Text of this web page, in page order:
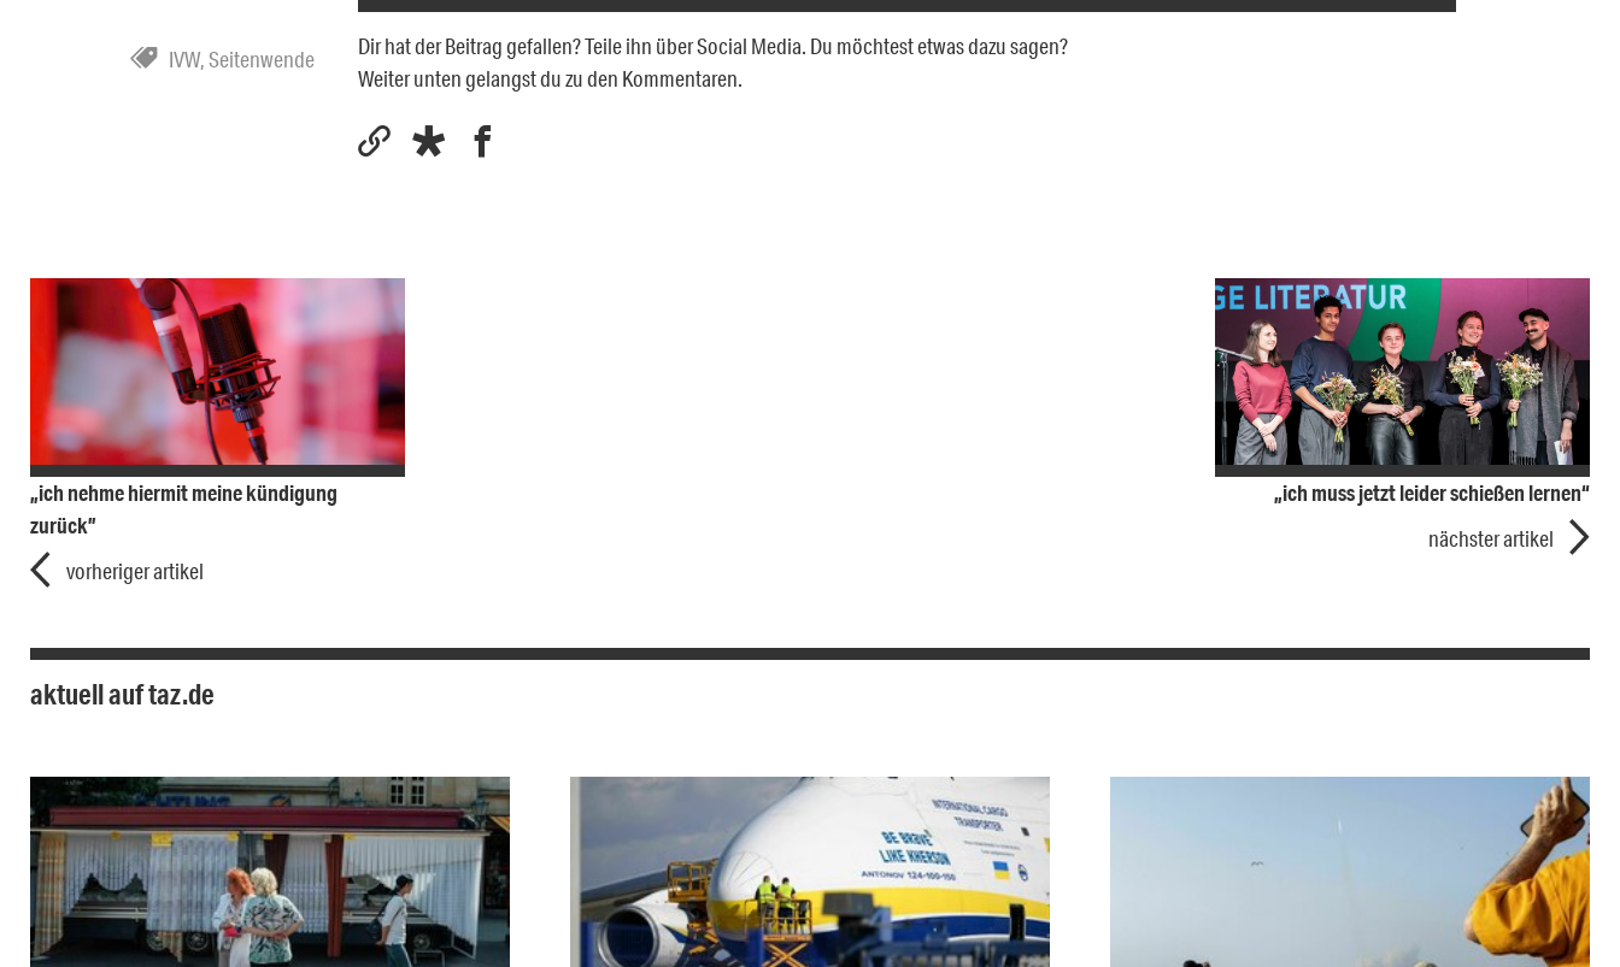
IVW,Seitenwende
Dir hat der Beitrag gefallen? Teile ihn über Social Media. Du möchtest etwas dazu sagen?
Weiter unten gelangst du zu den Kommentaren.
„ich nehme hiermit meine kündigung
zurück”
vorheriger artikel
„ich muss jetzt leider schießen lernen“
nächster artikel
aktuell auf taz.de